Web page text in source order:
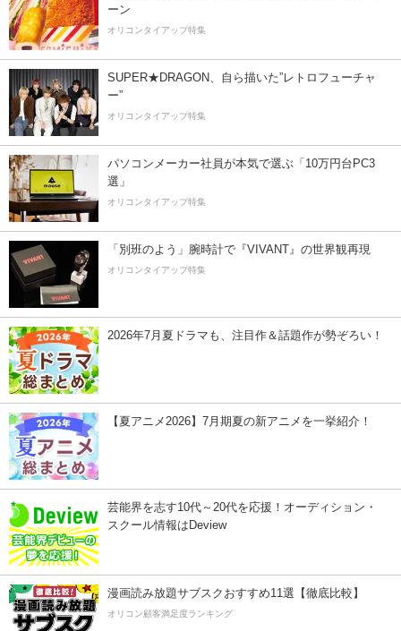
ーン
オリコンタイアップ特集
SUPER★DRAGON、自ら描いた”レトロフューチャ
ー”
オリコンタイアップ特集
パソコンメーカー社員が本気で選ぶ「10万円台PC3
選」
オリコンタイアップ特集
「別班のよう」腕時計で『VIVANT』の世界観再現
オリコンタイアップ特集
2026年7月夏ドラマも、注目作＆話題作が勢ぞろい！
【夏アニメ2026】7月期夏の新アニメを一挙紹介！
芸能界を志す10代～20代を応援！オーディション・
スクール情報はDeview
漫画読み放題サブスクおすすめ11選【徹底比較】
オリコン顧客満足度ランキング